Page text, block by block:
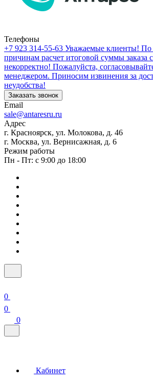
Телефоны
+7 923 314-55-63 Уважаемые клиенты! По
причинам расчет итоговой суммы заказа
некорректно! Пожалуйста,
менеджером. Приносим извинения за
неудобства!
Заказать звонок
Email
sale@antaresru.ru
Адрес
г. Красноярск, ул. Молокова, д. 46
г. Москва, ул. Вернисажная, д. 6
Режим работы
Пн - Пт: с 9:00 до 18:00
0
0
0
Кабинет